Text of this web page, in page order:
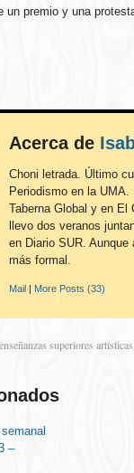
un premio y una
Acerca de
Choni letrada. Último
Periodismo en la
Taberna Global y en El
llevo dos veranos
en Diario SUR.
más formal.
Mail | More Posts (33)
enseñanzas superiores artísticas
–